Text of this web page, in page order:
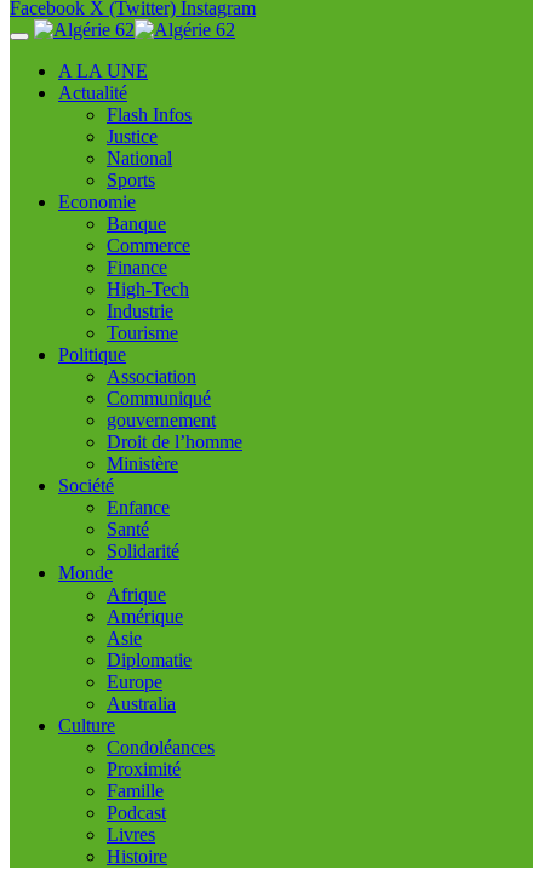
Facebook X (Twitter) Instagram
A LA UNE
Actualité
Flash Infos
Justice
National
Sports
Economie
Banque
Commerce
Finance
High-Tech
Industrie
Tourisme
Politique
Association
Communiqué
gouvernement
Droit de l’homme
Ministère
Société
Enfance
Santé
Solidarité
Monde
Afrique
Amérique
Asie
Diplomatie
Europe
Australia
Culture
Condoléances
Proximité
Famille
Podcast
Livres
Histoire